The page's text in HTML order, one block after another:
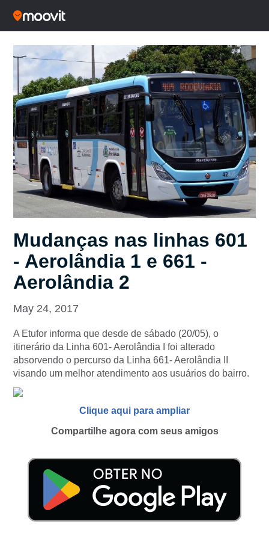
Mudanças nas linhas 601
- Aerolândia 1 e 661 -
Aerolândia 2
May 24, 2017
A Etufor informa que desde de sábado (20/05), o
itinerário da Linha 601- Aerolândia I foi alterado
absorvendo o percurso da Linha 661- Aerolândia II
visando um melhor atendimento aos usuários do bairro.
Clique aqui para ampliar
Compartilhe agora com seus amigos